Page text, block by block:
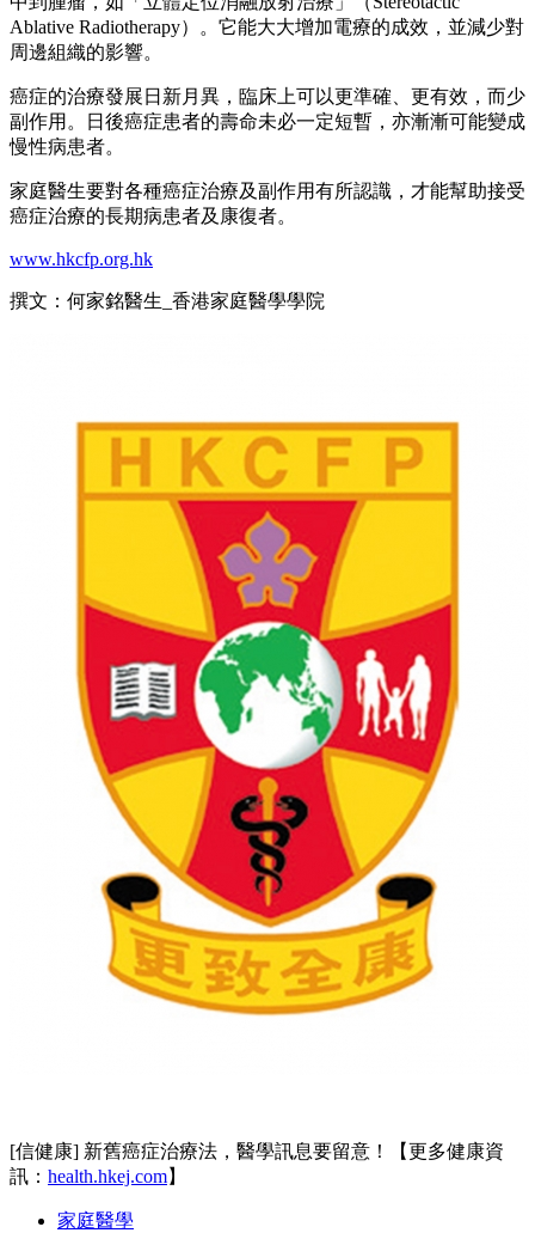
Ablative Radiotherapy）。它能大大增加電療的成效，並減少對
周邊組織的影響。
癌症的治療發展日新月異，臨床上可以更準確、更有效，而少
副作用。日後癌症患者的壽命未必一定短暫，亦漸漸可能變成
慢性病患者。
家庭醫生要對各種癌症治療及副作用有所認識，才能幫助接受
癌症治療的長期病患者及康復者。
www.hkcfp.org.hk
撰文：何家銘醫生_香港家庭醫學學院
[信健康] 新舊癌症治療法，醫學訊息要留意！【更多健康資
訊： health.hkej.com】
家庭醫學